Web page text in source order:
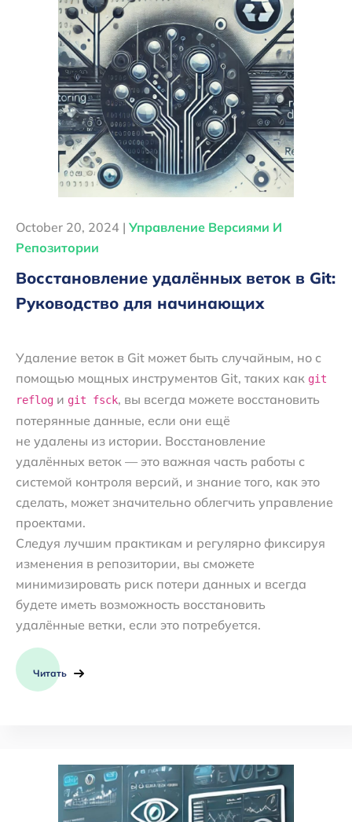
October 20, 2024 | Управление Версиями И
Репозитории
Восстановление удалённых веток в Git:
Руководство для начинающих
Удаление веток в Git может быть случайным, но с
помощью мощных инструментов Git, таких как git
reflog и git fsck, вы всегда можете восстановить
потерянные данные, если они ещё
не удалены из истории. Восстановление
удалённых веток — это важная часть работы с
системой контроля версий, и знание того, как это
сделать, может значительно облегчить управление
проектами.
Следуя лучшим практикам и регулярно фиксируя
изменения в репозитории, вы сможете
минимизировать риск потери данных и всегда
будете иметь возможность восстановить
удалённые ветки, если это потребуется.
Читать